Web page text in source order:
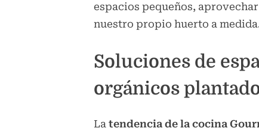
espacios pequeños,
nuestro propio huerto a
Soluciones de
orgánicos
La tendencia de la cocina